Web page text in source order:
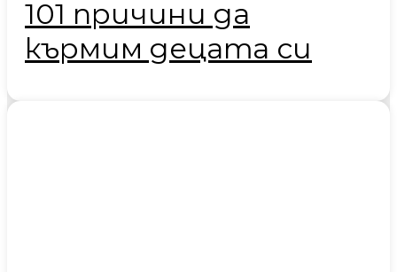
101 причини да
кърмим децата си